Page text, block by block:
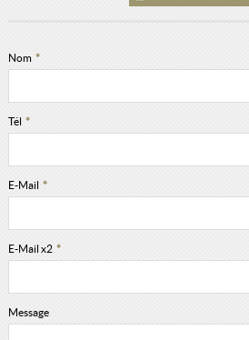
Nom *
Tél *
E-Mail *
E-Mail x2 *
Message